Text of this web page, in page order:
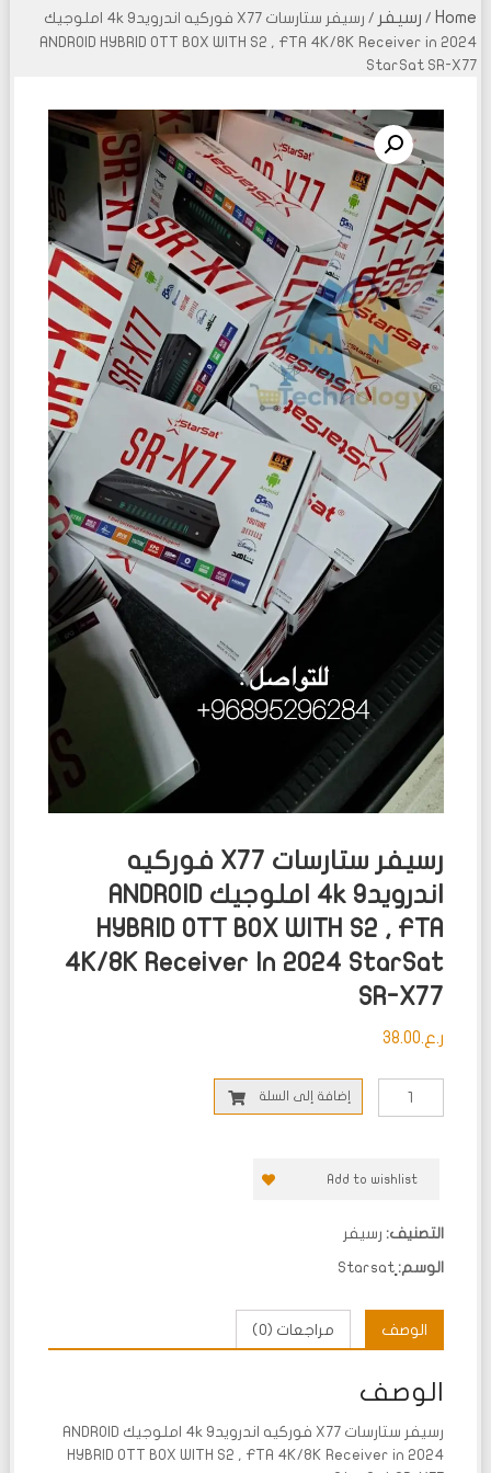
Home
/ رسيفر
/ رسيفر ستارسات X77 فوركيه اندرويد9 4k املوجيك
ANDROID HYBRID OTT BOX WITH S2 , FTA 4K/8K Receiver in 2024
StarSat SR-X77
رسيفر ستارسات X77 فوركيه
اندرويد9 4k املوجيك ANDROID
HYBRID OTT BOX WITH S2 , FTA
4K/8K Receiver In 2024 StarSat
SR-X77
ر.ع.38.00
إضافة إلى السلة
Add to wishlist
التصنيف: رسيفر
الوسم:
ٍStarsat
الوصف مراجعات (0)
الوصف
رسيفر ستارسات X77 فوركيه اندرويد9 4k املوجيك ANDROID
HYBRID OTT BOX WITH S2 , FTA 4K/8K Receiver in 2024